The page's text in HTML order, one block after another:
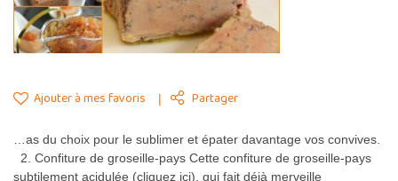
Ajouter à mes favoris Partager
…as du choix pour le sublimer et épater davantage vos convives.
2. Confiture de groseille-pays Cette confiture de groseille-pays
subtilement acidulée (cliquez ici), qui fait déjà merveille